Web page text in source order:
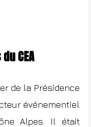
CEA
de la Présidence
événementiel
Alpes . Il était